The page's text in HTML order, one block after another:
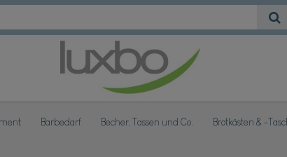
Barbedarf Becher, Tassen und Co. Brotkästen & -